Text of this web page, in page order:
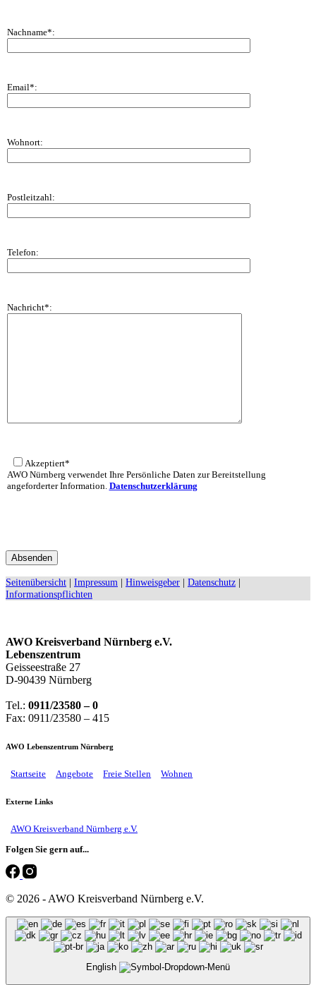
Nachname*:
Email*:
Wohnort:
Postleitzahl:
Telefon:
Nachricht*:
Akzeptiert*
AWO Nürnberg verwendet Ihre Persönliche Daten zur Bereitstellung
angeforderter Information. Datenschutzerklärung
leer.
Seitenübersicht | Impressum | Hinweisgeber | Datenschutz |
Informationspflichten
AWO Kreisverband Nürnberg e.V.
Lebenszentrum
Geisseestraße 27
D-90439 Nürnberg
Tel.: 0911/23580 – 0
Fax: 0911/23580 – 415
AWO Lebenszentrum Nürnberg
Startseite Angebote Freie Stellen Wohnen
Externe Links
AWO Kreisverband Nürnberg e.V.
Folgen Sie gern auf...
© 2026 - AWO Kreisverband Nürnberg e.V.
English